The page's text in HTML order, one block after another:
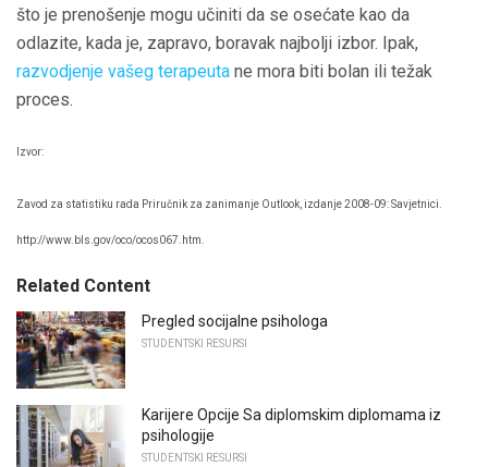
što je prenošenje mogu učiniti da se osećate kao da
odlazite, kada je, zapravo, boravak najbolji izbor. Ipak,
razvodjenje vašeg terapeuta ne mora biti bolan ili težak
proces.
Izvor:
Zavod za statistiku rada Priručnik za zanimanje Outlook, izdanje 2008-09: Savjetnici.
http://www.bls.gov/oco/ocos067.htm.
Related Content
Pregled socijalne psihologa
STUDENTSKI RESURSI
Karijere Opcije Sa diplomskim diplomama iz
psihologije
STUDENTSKI RESURSI